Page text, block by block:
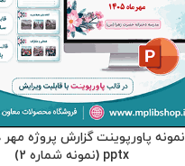
نمونه پاورپوینت گزارش پروژه
pptx (نمونه شماره 2)